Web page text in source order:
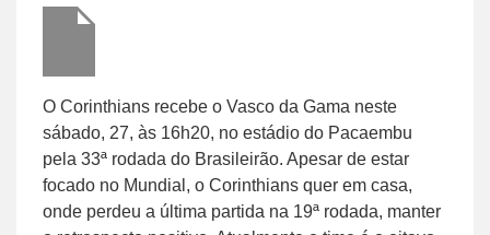
O Corinthians recebe o Vasco da Gama neste
sábado, 27, às 16h20, no estádio do Pacaembu
pela 33ª rodada do Brasileirão. Apesar de estar
focado no Mundial, o Corinthians quer em casa,
onde perdeu a última partida na 19ª rodada, manter